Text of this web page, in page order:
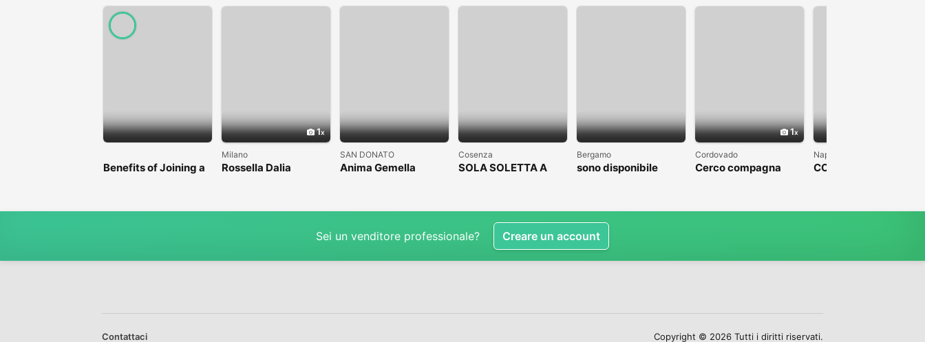
Benefits of Joining a
Professional Nasha
1
Milano
Rossella Dalia
SAN DONATO
Anima Gemella
Cosenza
SOLA SOLETTA A
Bergamo
sono disponibile
1
Cordovado
Cerco compagna
Napoli
COLPO DI FULMINE
Sei un venditore professionale? Creare un account
Contattaci Copyright © 2026 Tutti i diritti riservati.